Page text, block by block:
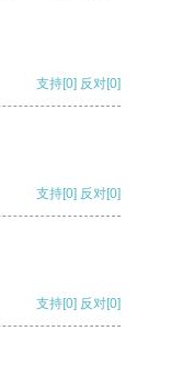
支持[0] 反对[0]
支持[0] 反对[0]
支持[0] 反对[0]